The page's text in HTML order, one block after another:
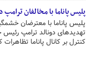
پلیس پاناما با مخالفان
پلیس پاناما با معترضان
تهدیدهای دونالد ترامپ رئیس
کنترل بر کانال پاناما